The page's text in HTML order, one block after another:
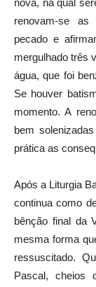
renovam-se as
pecado e
mergulhado três
água, que foi
Se houver
momento. A
bem
prática as
Após a Liturgia
continua como
bênção final da
mesma forma
ressuscitado.
Pascal, cheios